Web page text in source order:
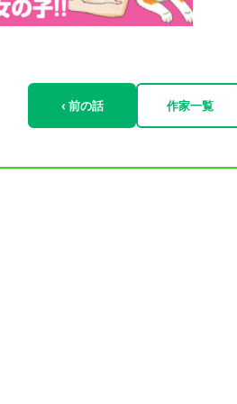
‹ 前の話 作家一覧